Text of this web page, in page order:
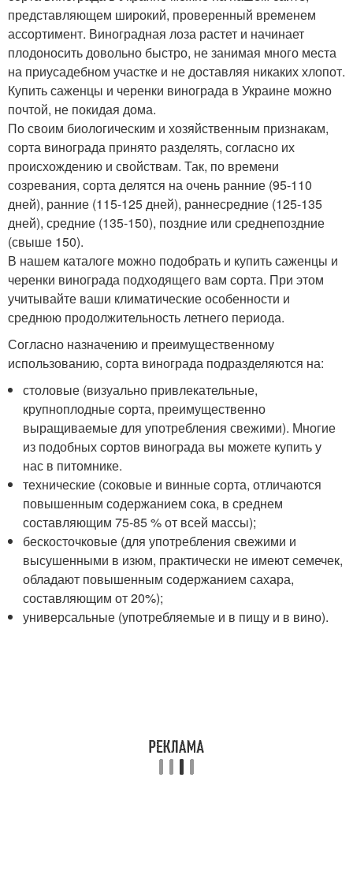
представляющем широкий, проверенный временем
ассортимент. Виноградная лоза растет и начинает
плодоносить довольно быстро, не занимая много места
на приусадебном участке и не доставляя никаких хлопот.
Купить саженцы и черенки винограда в Украине можно
почтой, не покидая дома.
По своим биологическим и хозяйственным признакам,
сорта винограда принято разделять, согласно их
происхождению и свойствам. Так, по времени
созревания, сорта делятся на очень ранние (95-110
дней), ранние (115-125 дней), раннесредние (125-135
дней), средние (135-150), поздние или среднепоздние
(свыше 150).
В нашем каталоге можно подобрать и купить саженцы и
черенки винограда подходящего вам сорта. При этом
учитывайте ваши климатические особенности и
среднюю продолжительность летнего периода.
Согласно назначению и преимущественному
использованию, сорта винограда подразделяются на:
столовые (визуально привлекательные,
крупноплодные сорта, преимущественно
выращиваемые для употребления свежими). Многие
из подобных сортов винограда вы можете купить у
нас в питомнике.
технические (соковые и винные сорта, отличаются
повышенным содержанием сока, в среднем
составляющим 75-85 % от всей массы);
бескосточковые (для употребления свежими и
высушенными в изюм, практически не имеют семечек,
обладают повышенным содержанием сахара,
составляющим от 20%);
универсальные (употребляемые и в пищу и в вино).